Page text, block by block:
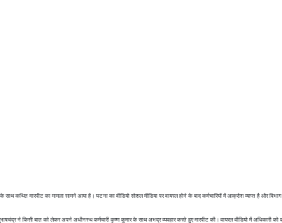
साथ कथित मारपीट का मामला सामने आया है। घटना का वीडियो सोशल मीडिया पर वायरल होने के बाद कर्मचारियों में आक्रोश व्याप्त है और
ने किसी बात को लेकर अपने अधीनस्थ कर्मचारी कृष्ण कुमार के साथ अभद्र व्यवहार करते हुए मारपीट की। वायरल वीडियो में अधिकारी को